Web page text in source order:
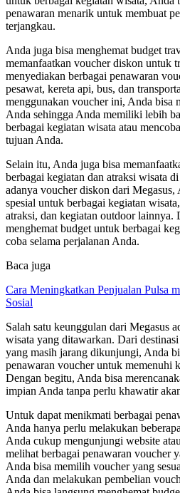
penawaran menarik untuk membuat
terjangkau.
Anda juga bisa menghemat budget
memanfaatkan voucher diskon untuk
menyediakan berbagai penawaran
pesawat, kereta api, bus, dan
menggunakan voucher ini, Anda bisa
Anda sehingga Anda memiliki lebih
berbagai kegiatan wisata atau
tujuan Anda.
Selain itu, Anda juga bisa
berbagai kegiatan dan atraksi wisata
adanya voucher diskon dari Megasus,
spesial untuk berbagai kegiatan
atraksi, dan kegiatan outdoor lainnya.
menghemat budget untuk berbagai
coba selama perjalanan Anda.
Baca juga
Cara Meningkatkan Penjualan Pulsa
Sosial
Salah satu keunggulan dari Megasus
wisata yang ditawarkan. Dari
yang masih jarang dikunjungi, Anda
penawaran voucher untuk memenuhi
Dengan begitu, Anda bisa
impian Anda tanpa perlu khawatir
Untuk dapat menikmati berbagai
Anda hanya perlu melakukan
Anda cukup mengunjungi website
melihat berbagai penawaran voucher
Anda bisa memilih voucher yang
Anda dan melakukan pembelian